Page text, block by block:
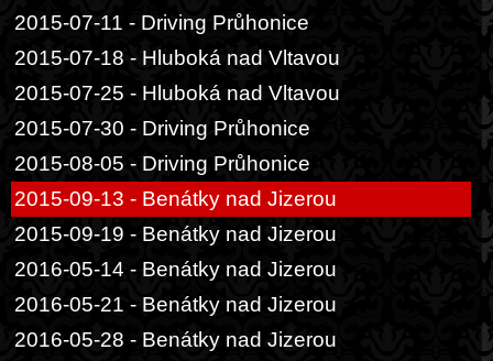
2015-07-11 - Driving Průhonice
2015-07-18 - Hluboká nad Vltavou
2015-07-25 - Hluboká nad Vltavou
2015-07-30 - Driving Průhonice
2015-08-05 - Driving Průhonice
2015-09-13 - Benátky nad Jizerou
2015-09-19 - Benátky nad Jizerou
2016-05-14 - Benátky nad Jizerou
2016-05-21 - Benátky nad Jizerou
2016-05-28 - Benátky nad Jizerou